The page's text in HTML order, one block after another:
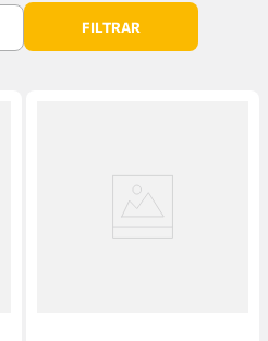
FILTRAR